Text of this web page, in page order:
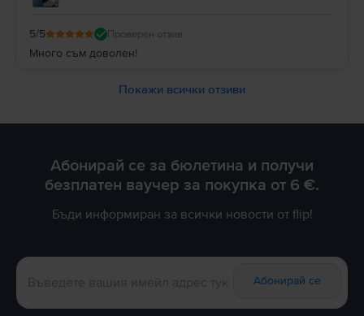
5/5 Проверен отзив
Много съм доволен!
Покажи всички отзиви
Абонирай се за бюлетина и получи
безплатен ваучер за покупка от 6 €.
Бъди информиран за всички новости от flip!
Абонирай се